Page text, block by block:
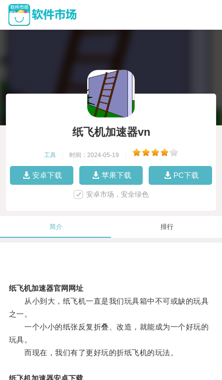
纸飞机加速器vn
工具 时间：2024-05-19
安卓下载 苹果下载 PC下载
安卓市场，安全绿色
简介 排行
纸飞机加速器官网网址
从小到大，纸飞机一直是我们玩具箱中不可或缺的玩具
之一。
一个小小的纸张反复折叠、改造，就能成为一个好玩的
玩具。
而现在，我们有了更好玩的折纸飞机的玩法。